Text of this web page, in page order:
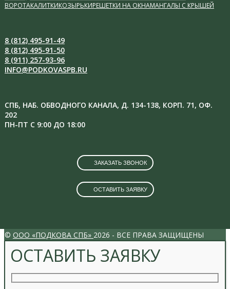
ВОРОТАКАЛИТКИКОЗЫРЬКИРЕШЕТКИ НА ОКНАМАНГАЛЫ С КРЫШЕЙ
8 (812) 495-91-49
8 (812) 495-91-50
8 (911) 257-93-96
INFO@PODKOVASPB.RU
СПБ, НАБ. ОБВОДНОГО КАНАЛА, Д. 134-138, КОРП. 71, ОФ.
202
ПН-ПТ С 9:00 ДО 18:00
ЗАКАЗАТЬ ЗВОНОК
ОСТАВИТЬ ЗАЯВКУ
© ООО «ПОДКОВА СПБ» 2026 - ВСЕ ПРАВА ЗАЩИЩЕНЫ
ОСТАВИТЬ ЗАЯВКУ